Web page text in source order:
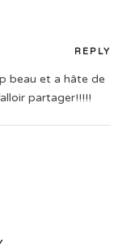
REPLY
beau et a hâte de
partager!!!!!